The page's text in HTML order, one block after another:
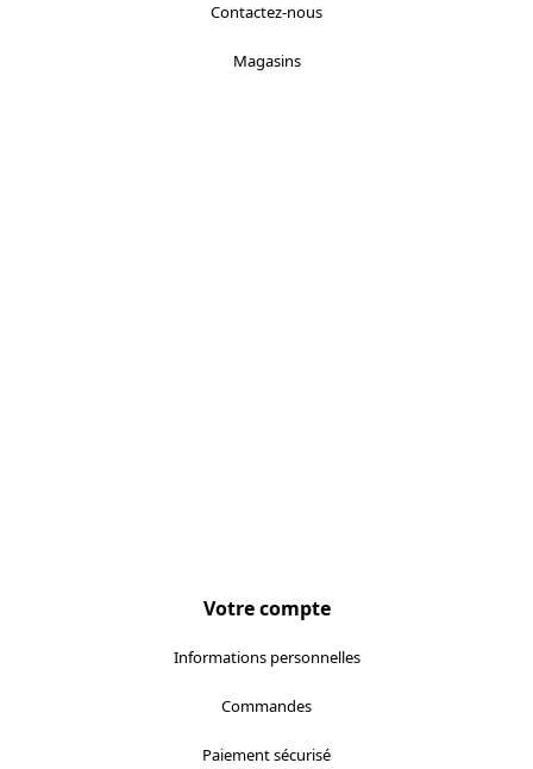
Contactez-nous
Magasins
Votre compte
Informations personnelles
Commandes
Paiement sécurisé